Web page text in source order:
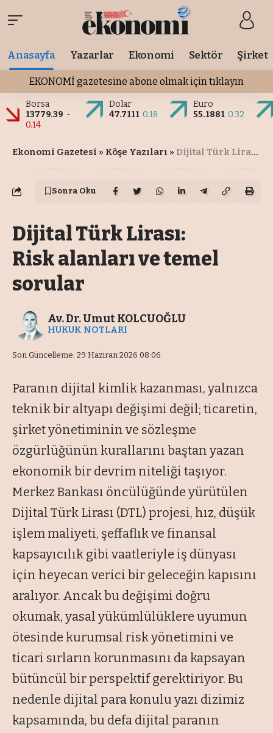
Anasayfa Yazarlar Ekonomi Sektör Şirket
EKONOMİ gazetesine abone olmak için tıklayın
Borsa
13779.39 -
0.14
Dolar
47.7111 0.18
Euro
55.1881 0.32
Ekonomi Gazetesi » Köşe Yazıları » Dijital Türk Lirası: Risk alanları ve temel sorular
Sonra Oku
Dijital Türk Lirası:
Risk alanları ve temel
sorular
Son Güncelleme: 29 Haziran 2026 08:06
Av. Dr. Umut KOLCUOĞLU
HUKUK NOTLARI
Paranın dijital kimlik kazanması, yalnızca
teknik bir altyapı değişimi değil; ticaretin,
şirket yönetiminin ve sözleşme
özgürlüğünün kurallarını baştan yazan
ekonomik bir devrim niteliği taşıyor.
Merkez Bankası öncülüğünde yürütülen
Dijital Türk Lirası (DTL) projesi, hız, düşük
işlem maliyeti, şeffaflık ve finansal
kapsayıcılık gibi vaatleriyle iş dünyası
için heyecan verici bir geleceğin kapısını
aralıyor. Ancak bu değişimi doğru
okumak, yasal yükümlülüklere uyumun
ötesinde kurumsal risk yönetimini ve
ticari sırların korunmasını da kapsayan
bütüncül bir perspektif gerektiriyor. Bu
nedenle dijital para konulu yazı dizimiz
kapsamında, bu defa dijital paranın